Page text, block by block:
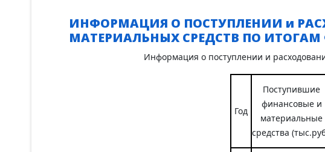
ИНФОРМАЦИЯ О ПОСТУПЛЕНИИ и
МАТЕРИАЛЬНЫХ СРЕДСТВ ПО
Информация о поступлении и
Год
Поступившие
финансовые и
материальные
средства